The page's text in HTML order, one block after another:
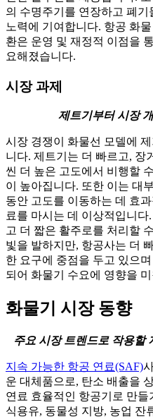
의 수명주기를 연장하고 폐
노력에 기여합니다. 항공 화
환은 운영 및 재정적 이점을
요해졌습니다.
시장 과제
제트기부터 시장
시장 경쟁이 화물선 모델에
니다. 제트기는 더 빠르고, 장
씬 더 높은 고도에서 비행할
이 높아집니다. 또한 이는 대
동안 고도를 이동하는 데 효
료를 마시는 데 이상적입니
고 더 짧은 활주로를 처리할
빛을 발하지만, 항공사는 더
한 요구에 중점을 두고 있으
되어 화물기 수요에 영향을
화물기 시장 동향
주요 시장 트렌드로 작용할
지속 가능한 항공 연료(SAF)
운 대체품으로, 탄소 배출을
연료 효율적인 항공기로 만들
식용유, 동물성 지방, 농업 잔